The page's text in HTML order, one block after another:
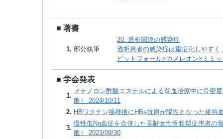
■ 著書
1. 部分執筆
20. 透析関連の感染症
透析患者の感染症は重症化しやす
ピットフォール×カメレオン×ミミ
■ 学会発表
1.
メテノロン酢酸エステルによる貧血治療中に骨密
般） 2024/10/11
2. HBワクチン接種後にHBs抗原が陽性となった維持
3.
慢性低Na血症を合併した高齢女性骨粗鬆症患者の
般） 2023/09/30